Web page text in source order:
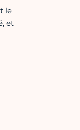
le
et